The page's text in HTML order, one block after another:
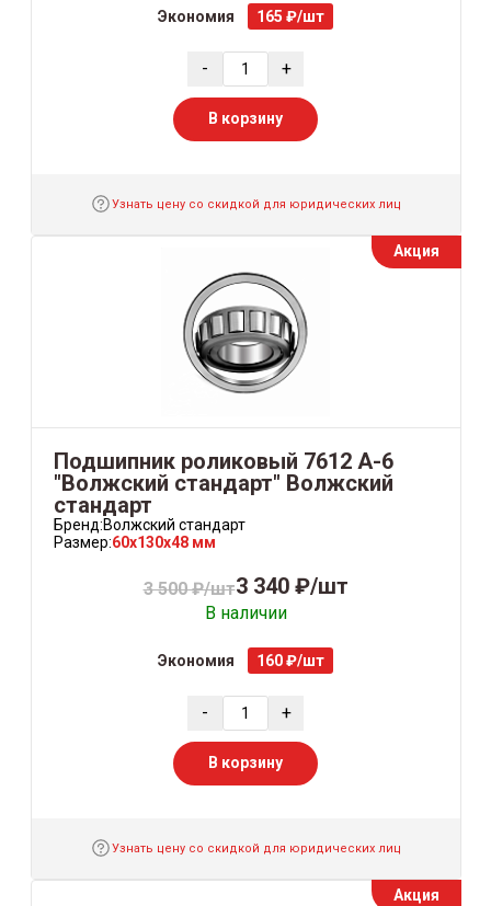
Экономия 165 ₽/шт
- +
В корзину
Узнать цену со скидкой для юридических лиц
Акция
Подшипник роликовый 7612 А-6
"Волжский стандарт" Волжский
стандарт
Бренд:Волжский стандарт
Размер:60x130x48 мм
3 500 ₽/шт3 340 ₽/шт
В наличии
Экономия 160 ₽/шт
- +
В корзину
Узнать цену со скидкой для юридических лиц
Акция